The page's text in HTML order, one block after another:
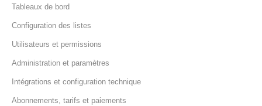
Tableaux de bord
Configuration des listes
Utilisateurs et permissions
Administration et paramètres
Intégrations et configuration technique
Abonnements, tarifs et paiements